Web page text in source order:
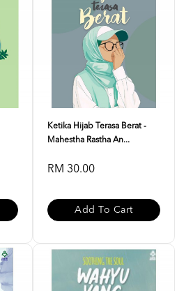
Ketika Hijab Terasa Berat -
Mahestha Rastha An...
RM 30.00
Add To Cart